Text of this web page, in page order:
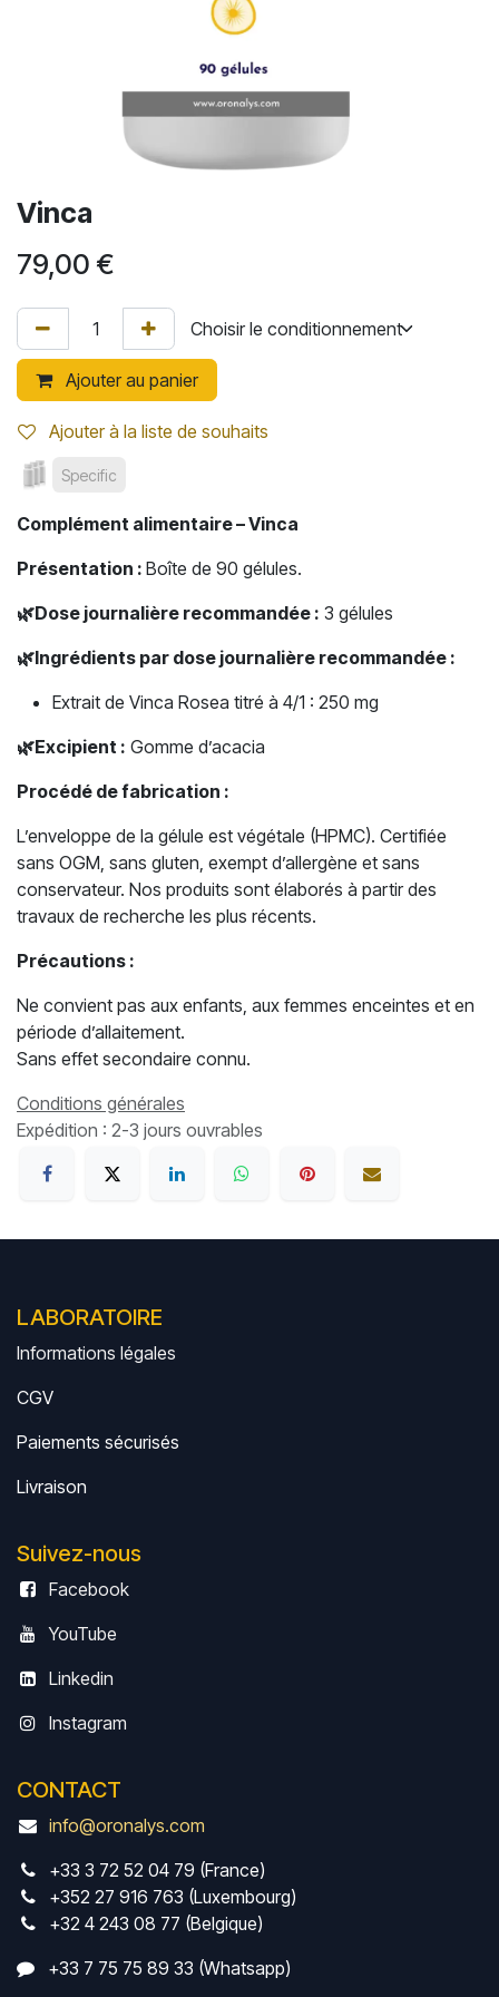
Vinca
79,00 €
Ajouter au panier
Ajouter à la liste de souhaits
Specific
Complément alimentaire – Vinca
Présentation : Boîte de 90 gélules.
🌿Dose journalière recommandée : 3 gélules
🌿Ingrédients par dose journalière recommandée :
Extrait de Vinca Rosea titré à 4/1 : 250 mg
🌿Excipient : Gomme d’acacia
Procédé de fabrication :
L’enveloppe de la gélule est végétale (HPMC). Certifiée
sans OGM, sans gluten, exempt d’allergène et sans
conservateur. Nos produits sont élaborés à partir des
travaux de recherche les plus récents.
Précautions :
Ne convient pas aux enfants, aux femmes enceintes et en
période d’allaitement.
Sans effet secondaire connu.
Conditions générales
Expédition : 2-3 jours ouvrables
LABORATOIRE
Informations légales
CGV
Paiements sécurisés
Livraison
Suivez-nous
Facebook
YouTube
Linkedin
Instagram
CONTACT
info@oronalys.com
+33 3 72 52 04 79 (France)
+352 27 916 763 (Luxembourg)
+32 4 243 08 77 (Belgique)
+33 7 75 75 89 33 (Whatsapp)